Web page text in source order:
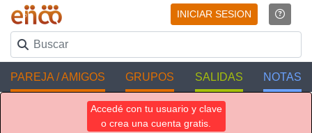
INICIAR SESION
PAREJA / AMIGOS GRUPOS SALIDAS NOTAS
Accedé con tu usuario y clave
o crea una cuenta gratis.